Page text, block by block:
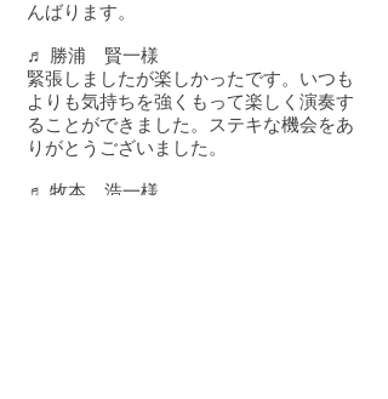
んばります。
♬ 勝浦 賢一様
緊張しましたが楽しかったです。いつも
よりも気持ちを強くもって楽しく演奏す
ることができました。ステキな機会をあ
りがとうございました。
♬ 牧本 浩一様